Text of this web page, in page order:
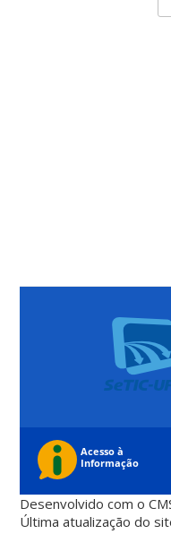
Desenvolvido com o
Última atualização do